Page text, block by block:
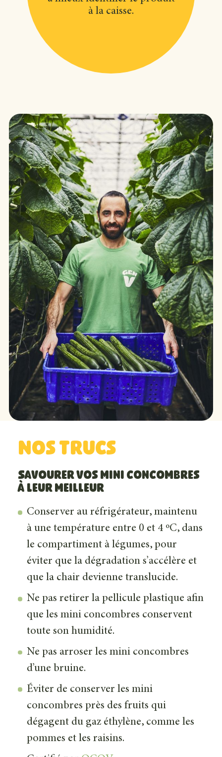
à la caisse.
Nos trucs
Savourer vos mini concombres
à leur meilleur
Conserver au réfrigérateur, maintenu
à une température entre 0 et 4 ºC, dans
le compartiment à légumes, pour
éviter que la dégradation s’accélère et
que la chair devienne translucide.
Ne pas retirer la pellicule plastique afin
que les mini concombres conservent
toute son humidité.
Ne pas arroser les mini concombres
d’une bruine.
Éviter de conserver les mini
concombres près des fruits qui
dégagent du gaz éthylène, comme les
pommes et les raisins.